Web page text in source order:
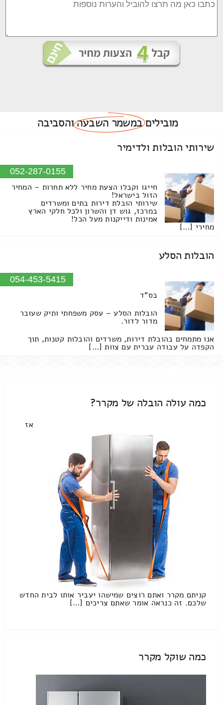
מוביליםבמשמר השבעהוהסביבה
שירותי הובלות ולדימיר
052-287-0155
חייגו וקבלו הצעת מחיר ללא תחרות – המחיר
הזול בישראל!
שירותי הובלת דירות בתים ומשרדים
במרכז, גוש דן והשרון ולכל חלקי הארץ
אמינות ודייקנות מעל הכל!
מחירי […]
הובלות הסלע
054-453-5415
בס"ד
הובלות הסלע – עסק משפחתי ותיק שעובר
מדור לדור.
אנו מתמחים בהובלת דירות, משרדים והובלות קטנות, תוך
הקפדה על עבודה עברית עם צוות […]
כמה עולה הובלה של מקרר?
אז
קניתם מקרר ואתם רוצים שמישהו יעביר אותו לבית החדש
שלכם. זה כנראה אומר שאתם צריכים […]
כמה שוקל מקרר